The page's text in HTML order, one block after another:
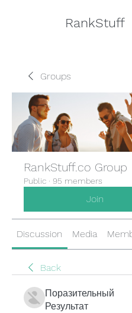
RankStuff
Groups
RankStuff.co Group
Public · 95 members
Join
Discussion Media
Back
Поразительный
Результат